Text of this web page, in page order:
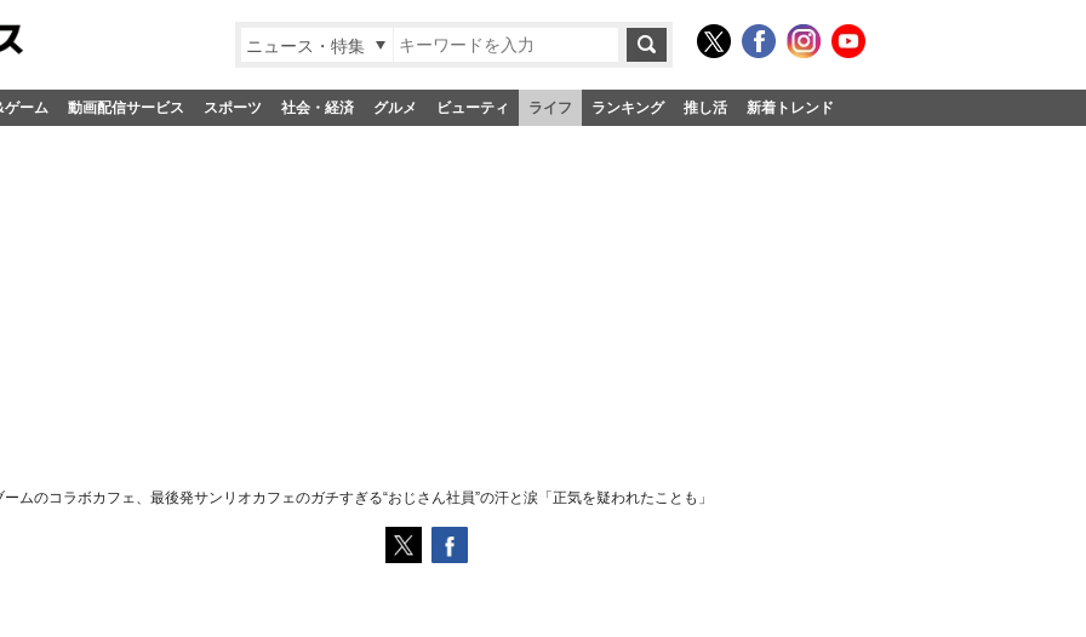
ニュース・特集
ゲーム 動画配信サービス スポーツ 社会・経済 グルメ ビューティ ライフ ランキング 推し活 新着トレンド
ムのコラボカフェ、最後発サンリオカフェのガチすぎる“おじさん社員”の汗と涙「正気を疑われたことも」